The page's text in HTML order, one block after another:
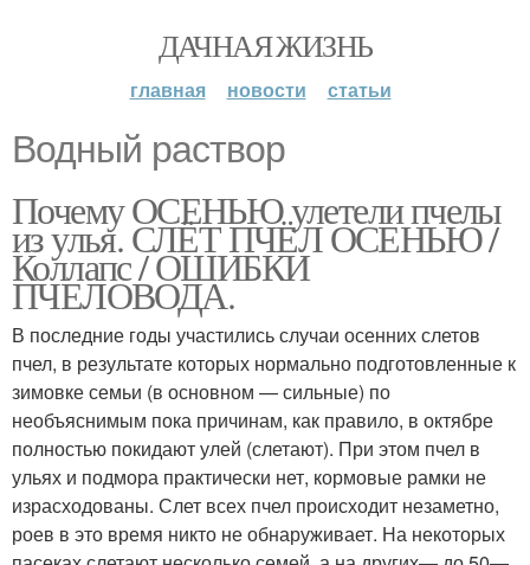
ДАЧНАЯ ЖИЗНЬ
главная новости статьи
Водный раствор
Почему ОСЕНЬЮ улетели пчелы
из улья. СЛЁТ ПЧЁЛ ОСЕНЬЮ /
Коллапс / ОШИБКИ
ПЧЕЛОВОДА.
В последние годы участились случаи осенних слетов
пчел, в результате которых нормально подготовленные к
зимовке семьи (в основном — сильные) по
необъяснимым пока причинам, как правило, в октябре
полностью покидают улей (слетают). При этом пчел в
ульях и подмора практически нет, кормовые рамки не
израсходованы. Слет всех пчел происходит незаметно,
роев в это время никто не обнаруживает. На некоторых